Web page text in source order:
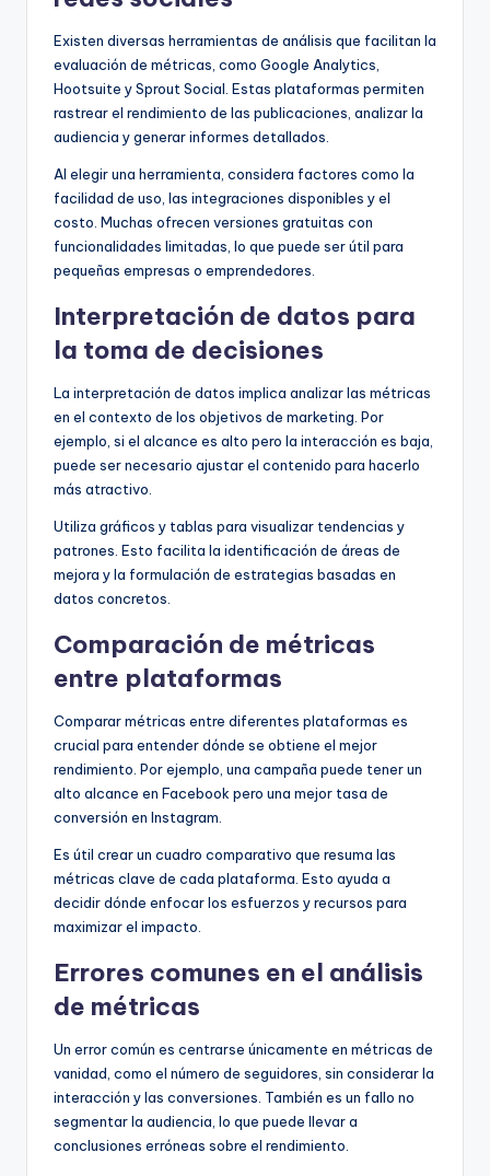
Existen diversas herramientas de análisis que facilitan la
evaluación de métricas, como Google Analytics,
Hootsuite y Sprout Social. Estas plataformas permiten
rastrear el rendimiento de las publicaciones, analizar la
audiencia y generar informes detallados.
Al elegir una herramienta, considera factores como la
facilidad de uso, las integraciones disponibles y el
costo. Muchas ofrecen versiones gratuitas con
funcionalidades limitadas, lo que puede ser útil para
pequeñas empresas o emprendedores.
Interpretación de datos para
la toma de decisiones
La interpretación de datos implica analizar las métricas
en el contexto de los objetivos de marketing. Por
ejemplo, si el alcance es alto pero la interacción es baja,
puede ser necesario ajustar el contenido para hacerlo
más atractivo.
Utiliza gráficos y tablas para visualizar tendencias y
patrones. Esto facilita la identificación de áreas de
mejora y la formulación de estrategias basadas en
datos concretos.
Comparación de métricas
entre plataformas
Comparar métricas entre diferentes plataformas es
crucial para entender dónde se obtiene el mejor
rendimiento. Por ejemplo, una campaña puede tener un
alto alcance en Facebook pero una mejor tasa de
conversión en Instagram.
Es útil crear un cuadro comparativo que resuma las
métricas clave de cada plataforma. Esto ayuda a
decidir dónde enfocar los esfuerzos y recursos para
maximizar el impacto.
Errores comunes en el análisis
de métricas
Un error común es centrarse únicamente en métricas de
vanidad, como el número de seguidores, sin considerar la
interacción y las conversiones. También es un fallo no
segmentar la audiencia, lo que puede llevar a
conclusiones erróneas sobre el rendimiento.